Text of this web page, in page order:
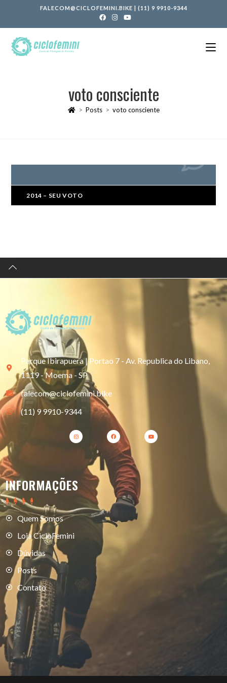
FALECOM@CICLOFEMINI.BIKE | (11) 9 9910-9344
voto consciente
> Posts > voto consciente
2014 – SEU VOTO
Parque Ibirapuera | Portao 7 - Av. Republica do Libano,
1119 - Moema - SP
falecom@ciclofemini.bike
(11) 9 9910-9344
INFORMAÇÕES
Quem Somos
Loja CicloFemini
Dúvidas
Posts
Contato